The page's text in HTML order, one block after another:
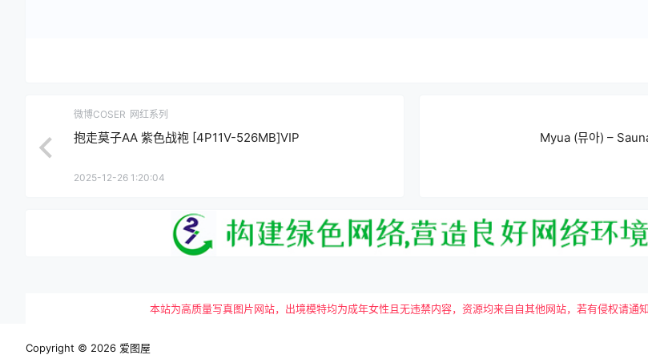
微博COSER 网红系列
抱走莫子AA 紫色战袍 [4P11V-526MB]VIP
2025-12-26 1:20:04
Myua (뮤아) –
本站为高质量写真图片网站，出境模特均为成年女性且无违禁内容，资源均来自自其他网站，若有侵权请
Copyright © 2026 爱图屋